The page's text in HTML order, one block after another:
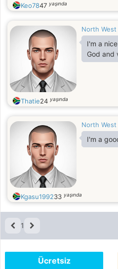
Keo7847 yaşında
North West
I'm a
God and
Thatie24 yaşında
North West
I'm a
Kgasu199233 yaşında
1
Ücretsiz